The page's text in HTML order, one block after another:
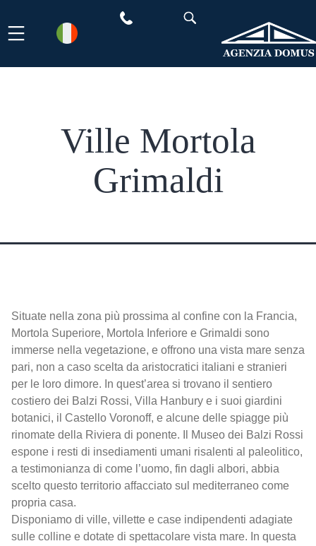
Ville Mortola
Grimaldi
Situate nella zona più prossima al confine con la Francia,
Mortola Superiore, Mortola Inferiore e Grimaldi sono
immerse nella vegetazione, e offrono una vista mare senza
pari, non a caso scelta da aristocratici italiani e stranieri
per le loro dimore. In quest’area si trovano il sentiero
costiero dei Balzi Rossi, Villa Hanbury e i suoi giardini
botanici, il Castello Voronoff, e alcune delle spiagge più
rinomate della Riviera di ponente. Il Museo dei Balzi Rossi
espone i resti di insediamenti umani risalenti al paleolitico,
a testimonianza di come l’uomo, fin dagli albori, abbia
scelto questo territorio affacciato sul mediterraneo come
propria casa.
Disponiamo di ville, villette e case indipendenti adagiate
sulle colline e dotate di spettacolare vista mare. In questa